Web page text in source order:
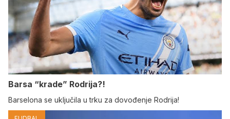
Barsa “krade” Rodrija?!
Barselona se uključila u trku za dovođenje Rodrija!